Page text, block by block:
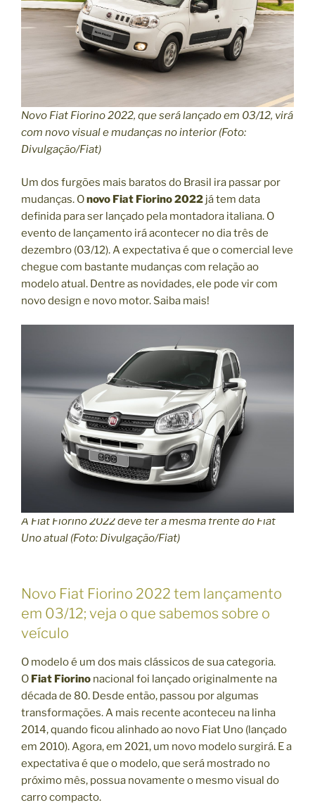
Novo Fiat Fiorino 2022, que será lançado em 03/12, virá
com novo visual e mudanças no interior (Foto:
Divulgação/Fiat)
Um dos furgões mais baratos do Brasil ira passar por
mudanças. Onovo Fiat Fiorino 2022 já tem data
definida para ser lançado pela montadora italiana. O
evento de lançamento irá acontecer no dia três de
dezembro (03/12). A expectativa é que o comercial leve
chegue com bastante mudanças com relação ao
modelo atual. Dentre as novidades, ele pode vir com
novo design e novo motor. Saiba mais!
A Fiat Fiorino 2022 deve ter a mesma frente do Fiat
Uno atual (Foto: Divulgação/Fiat)
Novo Fiat Fiorino 2022 tem lançamento
em 03/12; veja o que sabemos sobre o
veículo
O modelo é um dos mais clássicos de sua categoria.
O Fiat Fiorino nacional foi lançado originalmente na
década de 80. Desde então, passou por algumas
transformações. A mais recente aconteceu na linha
2014, quando ficou alinhado ao novo Fiat Uno (lançado
em 2010). Agora, em 2021, um novo modelo surgirá. E a
expectativa é que o modelo, que será mostrado no
próximo mês, possua novamente o mesmo visual do
carro compacto.